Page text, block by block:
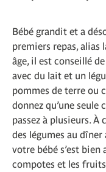
Bébé grandit et a
premiers repas,
âge, il est conseillé
avec du lait et un
pommes de terre ou
donnez qu’une seule
passez à plusieurs.
des légumes au
votre bébé s’est
compotes et les